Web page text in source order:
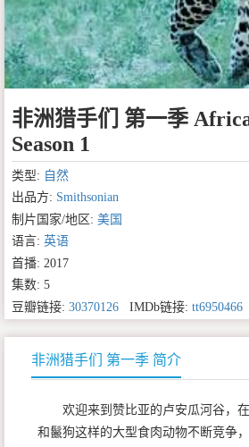
非洲猎手们 第一季
Season 1
类型: 自然
出品方: Smithsonian
制片国家/地区: 美国
语言: 英语
首播: 2017
集数: 5
豆瓣链接: 30370126 IMDb链接: tt6950466
非洲猎手们 第一季 简介
欢迎来到赞比亚的卢安瓜河谷，
和鬣狗这样的大型食肉动物不断竞争